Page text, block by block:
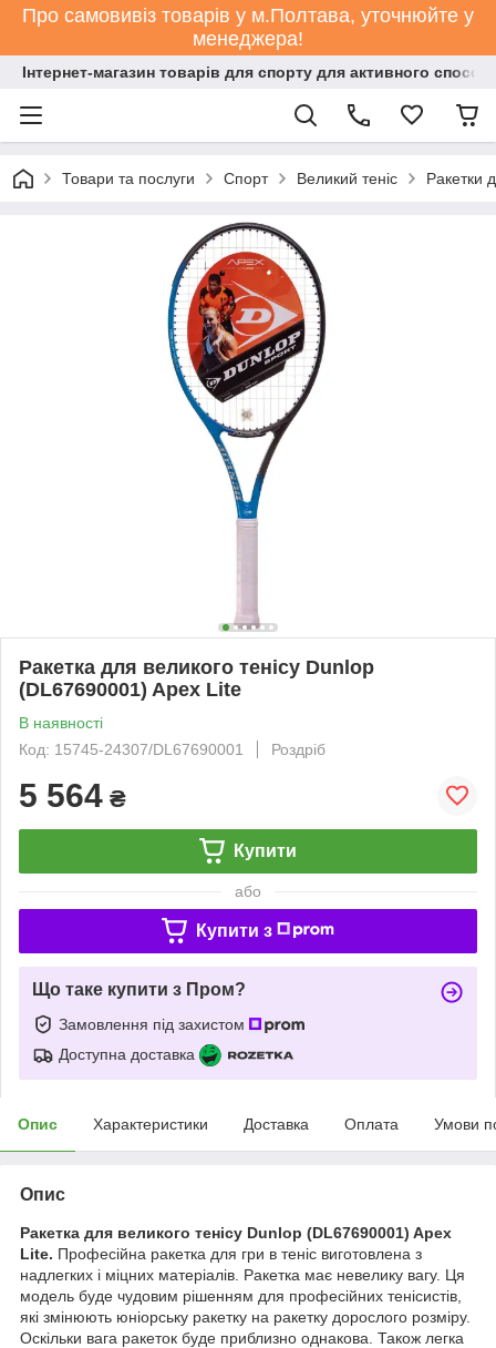
Про самовивіз товарів у м.Полтава, уточнюйте у
менеджера!
Інтернет-магазин товарів для спорту для активного
Товари та послуги Спорт Великий теніс Ракетки
Ракетка для великого тенісу Dunlop
(DL67690001) Apex Lite
В наявності
Код: 15745-24307/DL67690001
Роздріб
5 564 ₴
Купити
або
Купити з
Що таке купити з Пром?
Замовлення під захистом
Доступна доставка
Опис Характеристики Доставка Оплата Умови
Опис
Ракетка для великого тенісу Dunlop (DL67690001) Apex
Lite. Професійна ракетка для гри в теніс виготовлена з
надлегких і міцних матеріалів. Ракетка має невелику вагу. Ця
модель буде чудовим рішенням для професійних тенісистів,
які змінюють юніорську ракетку на ракетку дорослого розміру.
Оскільки вага ракеток буде приблизно однакова. Також легка